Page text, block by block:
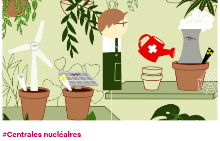
#Centrales nucléaires